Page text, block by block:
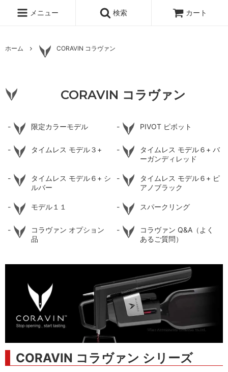
メニュー 検索 カート
ホーム CORAVIN コラヴァン
CORAVIN コラヴァン
限定カラーモデル PIVOT ピボット
タイムレス モデル３+
タイムレス モデル６+ バ
ーガンディレッド
タイムレス モデル６+ シ
ルバー
タイムレス モデル６+ ピ
アノブラック
モデル１１ スパークリング
コラヴァン オプション
品
コラヴァン Q&A（よく
あるご質問）
CORAVIN コラヴァン シリーズ